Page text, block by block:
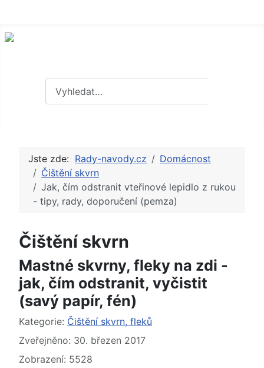
Jste zde: Rady-navody.cz
Domácnost
Čištění skvrn
Jak, čím odstranit vteřinové lepidlo z rukou
- tipy, rady, doporučení (pemza)
Čištění skvrn
Mastné skvrny, fleky na zdi -
jak, čím odstranit, vyčistit
(savý papír, fén)
Základní údaje
Kategorie: Čištění skvrn, fleků
Zveřejněno: 30. březen 2017
Zobrazení: 5528